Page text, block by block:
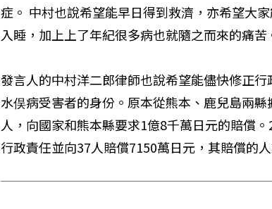
症。 中村也說希望能早日得到救濟，亦希望大
入睡，加上上了年紀很多病也就隨之而來的痛苦
發言人的中村洋二郎律師也說希望能儘快修正
水俣病受害者的身份。原本從熊本、鹿兒島兩
人，向國家和熊本縣要求1億8千萬日元的賠償
行政責任並向37人賠償7150萬日元，其賠償的